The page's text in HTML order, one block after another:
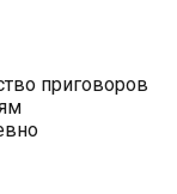
приговоров